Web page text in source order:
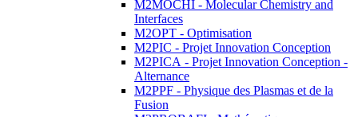
M2MOCHI - Molecular Chemistry and
Interfaces
M2OPT - Optimisation
M2PIC - Projet Innovation Conception
M2PICA - Projet Innovation Conception -
Alternance
M2PPF - Physique des Plasmas et de la
Fusion